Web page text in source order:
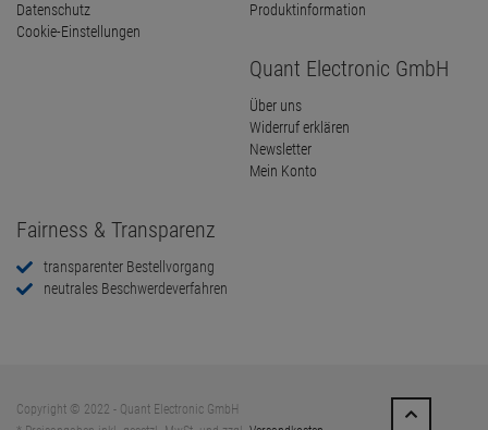
Datenschutz
Cookie-Einstellungen
Produktinformation
Quant Electronic GmbH
Über uns
Widerruf erklären
Newsletter
Mein Konto
Fairness & Transparenz
transparenter Bestellvorgang
neutrales Beschwerdeverfahren
Copyright © 2022 - Quant Electronic GmbH